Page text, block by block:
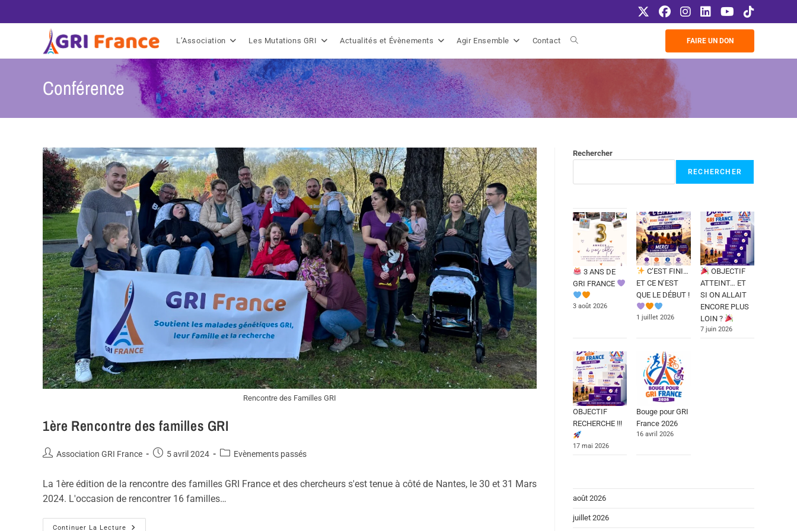
L’Association Les Mutations GRI Actualités et Évènements Agir Ensemble Contact FAIRE UN DON
Conférence
Rencontre des Familles GRI
1ère Rencontre des familles GRI
Association GRI France 5 avril 2024 Evènements passés
La 1ère édition de la rencontre des familles GRI France et des chercheurs s'est tenue à côté de Nantes, le 30 et 31 Mars
2024. L'occasion de rencontrer 16 familles…
Continuer La Lecture
Rechercher
RECHERCHER
3 ANS DE
GRI FRANCE
3 août 2026
C’EST FINI…
ET CE N’EST
QUE LE DÉBUT !
1 juillet 2026
OBJECTIF
ATTEINT… ET
SI ON ALLAIT
ENCORE PLUS
LOIN ?
7 juin 2026
OBJECTIF
RECHERCHE !!!
17 mai 2026
Bouge pour GRI
France 2026
16 avril 2026
août 2026
juillet 2026